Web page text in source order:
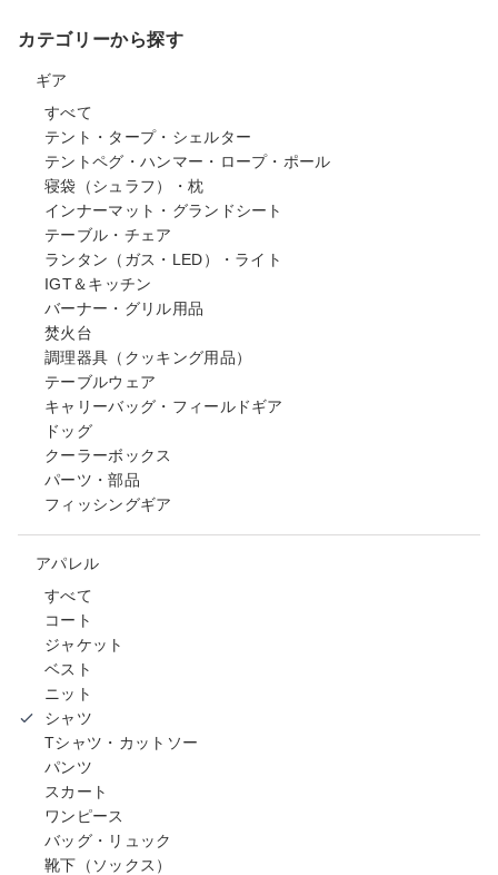
カテゴリーから探す
ギア
すべて
テント・タープ・シェルター
テントペグ・ハンマー・ロープ・ポール
寝袋（シュラフ）・枕
インナーマット・グランドシート
テーブル・チェア
ランタン（ガス・LED）・ライト
IGT＆キッチン
バーナー・グリル用品
焚火台
調理器具（クッキング用品）
テーブルウェア
キャリーバッグ・フィールドギア
ドッグ
クーラーボックス
パーツ・部品
フィッシングギア
アパレル
すべて
コート
ジャケット
ベスト
ニット
シャツ
Tシャツ・カットソー
パンツ
スカート
ワンピース
バッグ・リュック
靴下（ソックス）